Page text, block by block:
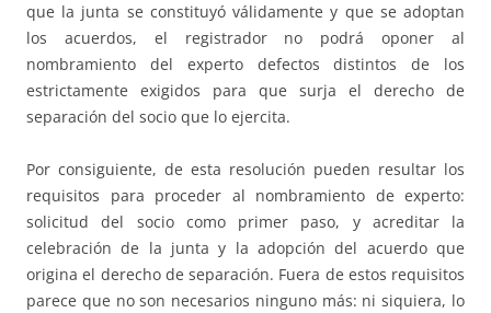
que la junta se constituyó válidamente y que se adoptan
los acuerdos, el registrador no podrá oponer al
nombramiento del experto defectos distintos de los
estrictamente exigidos para que surja el derecho de
separación del socio que lo ejercita.
Por consiguiente, de esta resolución pueden resultar los
requisitos para proceder al nombramiento de experto:
solicitud del socio como primer paso, y acreditar la
celebración de la junta y la adopción del acuerdo que
origina el derecho de separación. Fuera de estos requisitos
parece que no son necesarios ninguno más: ni siquiera, lo